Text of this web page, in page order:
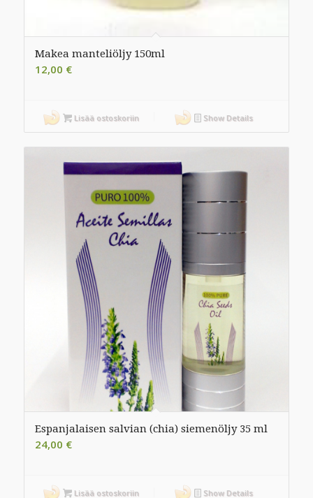
Makea manteliöljy 150ml
12,00 €
Lisää ostoskoriin Show Details
Espanjalaisen salvian (chia) siemenöljy 35 ml
24,00 €
Lisää ostoskoriin Show Details